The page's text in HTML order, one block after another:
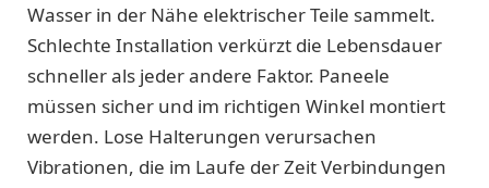
Wasser in der Nähe elektrischer Teile sammelt.
Schlechte Installation verkürzt die Lebensdauer
schneller als jeder andere Faktor. Paneele
müssen sicher und im richtigen Winkel montiert
werden. Lose Halterungen verursachen
Vibrationen, die im Laufe der Zeit Verbindungen